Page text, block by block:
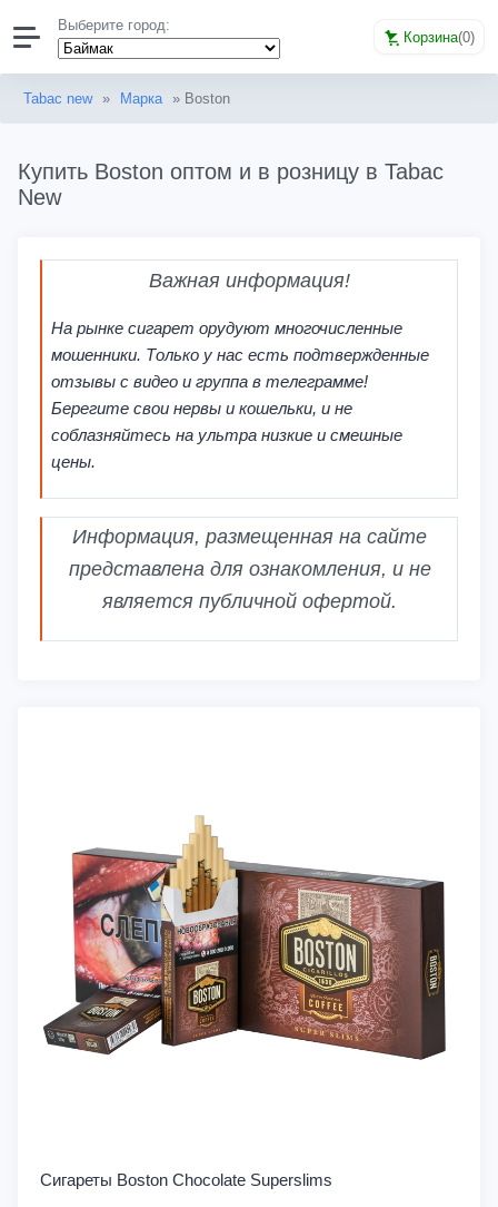
Выберите город:
Корзина(0)
Tabac new » Марка » Boston
Купить Boston оптом и в розницу в Tabac
New
Важная информация!
На рынке сигарет орудуют многочисленные
мошенники. Только у нас есть подтвержденные
отзывы с видео и группа в телеграмме!
Берегите свои нервы и кошельки, и не
соблазняйтесь на ультра низкие и смешные
цены.
Информация, размещенная на сайте
представлена для ознакомления, и не
является публичной офертой.
Сигареты Boston Chocolate Superslims